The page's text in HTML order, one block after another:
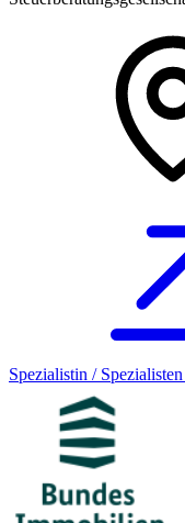
Spezialistin /